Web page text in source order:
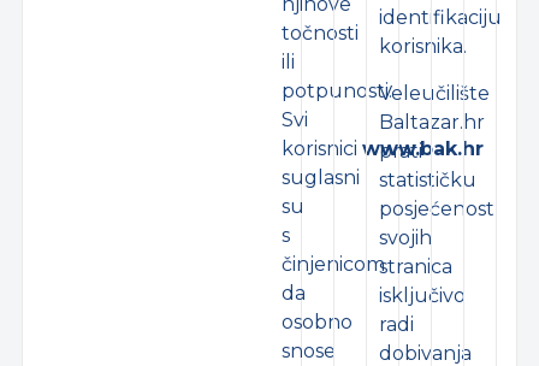
njihove
točnosti
ili
potpunosti.
Svi
korisnici www.bak.hr
suglasni
su
s
činjenicom
da
osobno
snose
identifikaciju
korisnika.
Veleučilište
Baltazar.hr
prati
statističku
posjećenost
svojih
stranica
isključivo
radi
dobivanja